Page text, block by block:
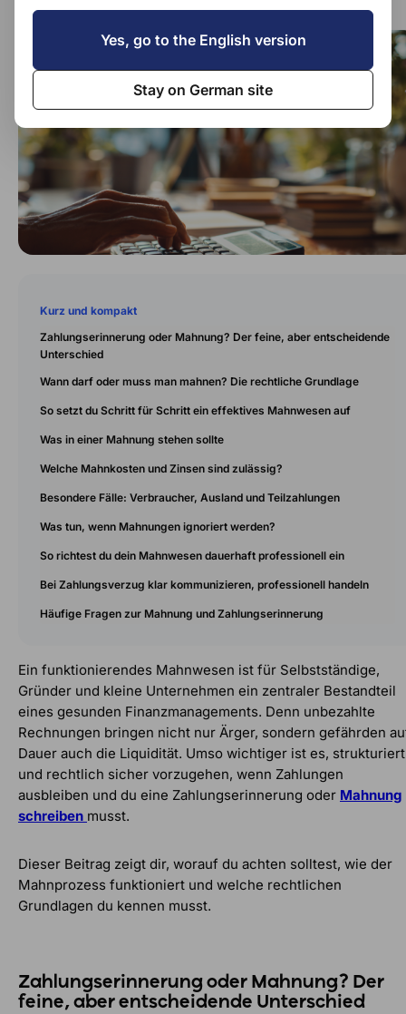
Kurz und kompakt
Zahlungserinnerung oder Mahnung? Der feine, aber entscheidende
Unterschied
Wann darf oder muss man mahnen? Die rechtliche Grundlage
So setzt du Schritt für Schritt ein effektives Mahnwesen auf
Was in einer Mahnung stehen sollte
Welche Mahnkosten und Zinsen sind zulässig?
Besondere Fälle: Verbraucher, Ausland und Teilzahlungen
Was tun, wenn Mahnungen ignoriert werden?
So richtest du dein Mahnwesen dauerhaft professionell ein
Bei Zahlungsverzug klar kommunizieren, professionell handeln
Häufige Fragen zur Mahnung und Zahlungserinnerung
Ein funktionierendes Mahnwesen ist für Selbstständige,
Gründer und kleine Unternehmen ein zentraler Bestandteil
eines gesunden Finanzmanagements. Denn unbezahlte
Rechnungen bringen nicht nur Ärger, sondern gefährden
Dauer auch die Liquidität. Umso wichtiger ist es, strukturiert
und rechtlich sicher vorzugehen, wenn Zahlungen
ausbleiben und du eine Zahlungserinnerung oder Mahnung
schreiben musst.
Dieser Beitrag zeigt dir, worauf du achten solltest, wie der
Mahnprozess funktioniert und welche rechtlichen
Grundlagen du kennen musst.
Zahlungserinnerung oder Mahnung? Der
feine, aber entscheidende Unterschied
Yes, go to the English version
Stay on German site